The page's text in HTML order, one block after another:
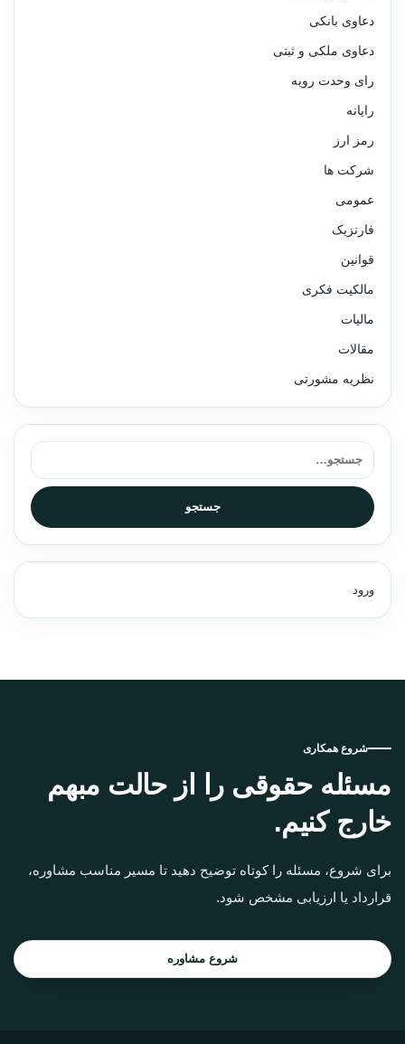
دعاوی بانکی
دعاوی ملکی و ثبتی
رای وحدت رویه
رایانه
رمز ارز
شرکت ها
عمومی
فارنزیک
قوانین
مالکیت فکری
مالیات
مقالات
نظریه مشورتی
جستجو برای:
جستجو
ورود
شروع همکاری
مسئله حقوقی را از حالت مبهم
خارج کنیم.
برای شروع، مسئله را کوتاه توضیح دهید تا مسیر مناسب مشاوره،
قرارداد یا ارزیابی مشخص شود.
شروع مشاوره